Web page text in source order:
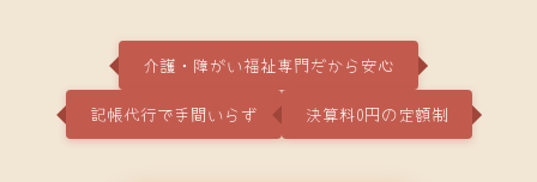
介護・障がい福祉専門だから安心
記帳代行で手間いらず 決算料0円の定額制